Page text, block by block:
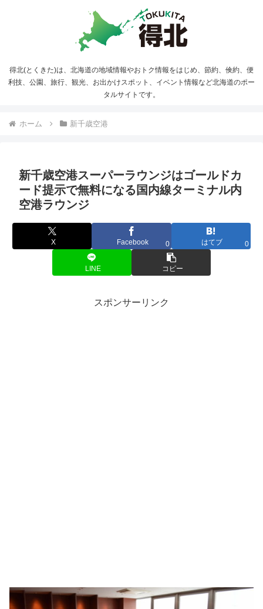
得北(とくきた)は、北海道の地域情報やおトク情報をはじめ、節約、倹約、便
利技、公園、旅行、観光、お出かけスポット、イベント情報など北海道のポー
タルサイトです。
ホーム 新千歳空港
新千歳空港スーパーラウンジはゴールドカ
ード提示で無料になる国内線ターミナル内
空港ラウンジ
X Facebook 0 はてブ 0
LINE コピー
スポンサーリンク